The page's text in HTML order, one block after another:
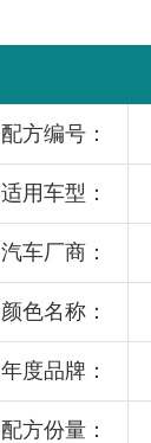
配方编号：
适用车型：
汽车厂商：
颜色名称：
年度品牌：
配方份量：